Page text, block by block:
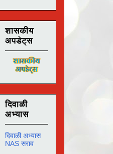
शासकीय
अपडेट्स
दिवाळी
अभ्यास
दिवाळी अभ्यास
NAS सराव